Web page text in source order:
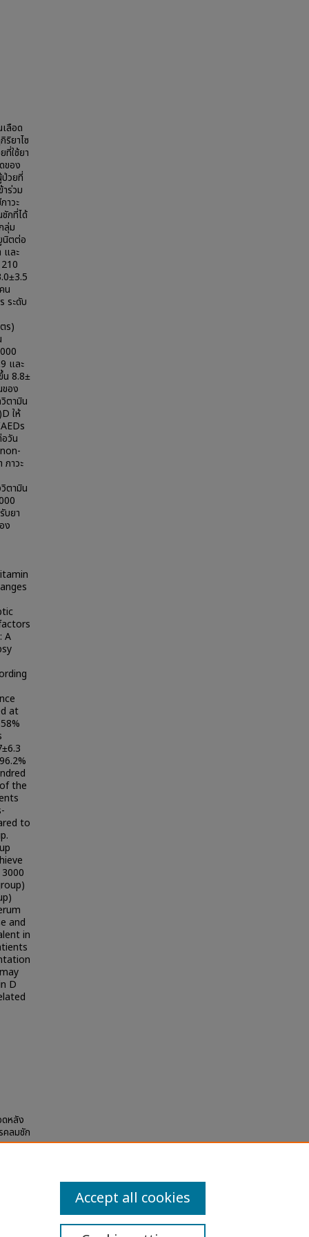
ลือด
ริยาไซ
ใช้ยา
ของ
ป่วยที่
ร่วม
าวะ
กที่ได้
ลุ่ม
นิตต่อ
และ
น
ระดับ
ร)
และ
น 8.8±
อง
ตามิน
ให้
วัน
ภาวะ
ตามิน
บยา
ง
A
at
the
to
and
in
D
ดหลัง
คลมชัก
Accept all cookies